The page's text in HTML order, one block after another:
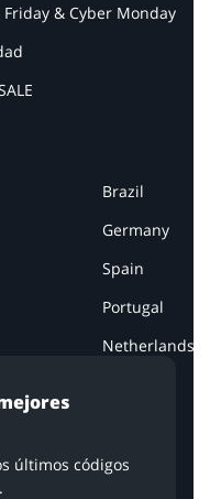
últimos códigos
Friday & Cyber Monday
Brazil
Germany
Spain
Portugal
Netherlands